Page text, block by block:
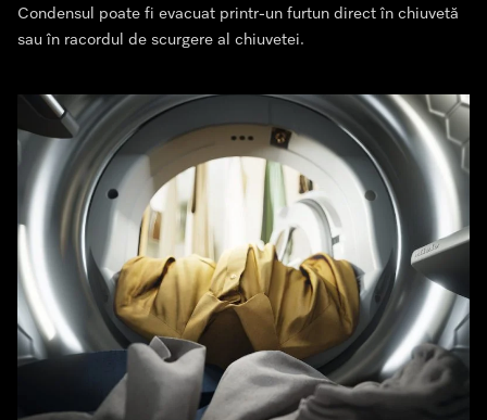
Condensul poate fi evacuat printr-un furtun direct în chiuvetă
sau în racordul de scurgere al chiuvetei.